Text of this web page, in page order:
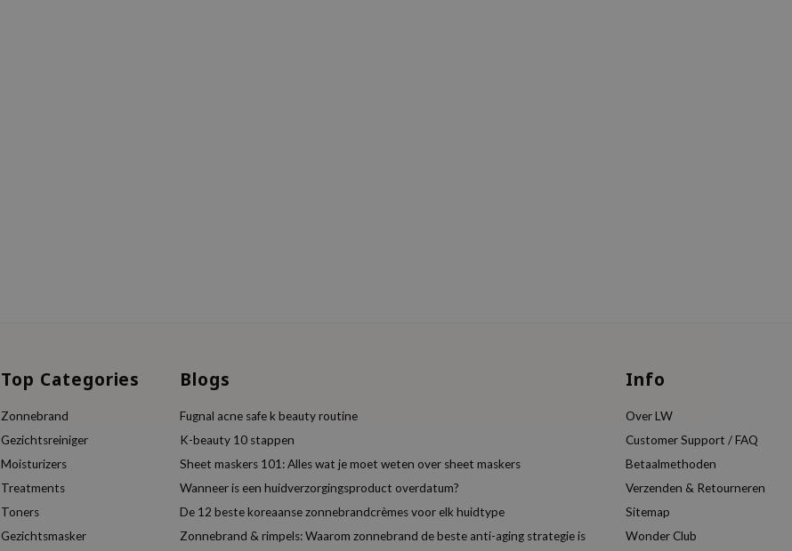
Top Categories
Zonnebrand
Gezichtsreiniger
Moisturizers
Treatments
Toners
Gezichtsmasker
Blogs
Fugnal acne safe k beauty routine
K-beauty 10 stappen
Sheet maskers 101: Alles wat je moet weten over sheet maskers
Wanneer is een huidverzorgingsproduct overdatum?
De 12 beste koreaanse zonnebrandcrèmes voor elk huidtype
Zonnebrand & rimpels: Waarom zonnebrand de beste anti-aging strategie is
Info
Over LW
Customer Support / FAQ
Betaalmethoden
Verzenden & Retourneren
Sitemap
Wonder Club